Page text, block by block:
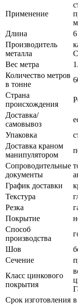
Применение
Длина
Производитель
металла
Вес метра
Количество метров
в тонне
Страна
происхождения
Доставка/
самовывоз
Упаковка
Доставка краном
манипулятором
Сопроводительные
документы
График доставки
Текстура
Резка
Покрытие
Способ
производства
Шов
Сечение
Класс цинкового
покрытия
Срок изготовления